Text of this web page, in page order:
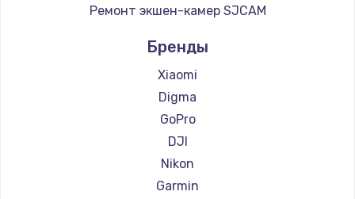
Ремонт экшен-камер SJCAM
Бренды
Xiaomi
Digma
GoPro
DJI
Nikon
Garmin